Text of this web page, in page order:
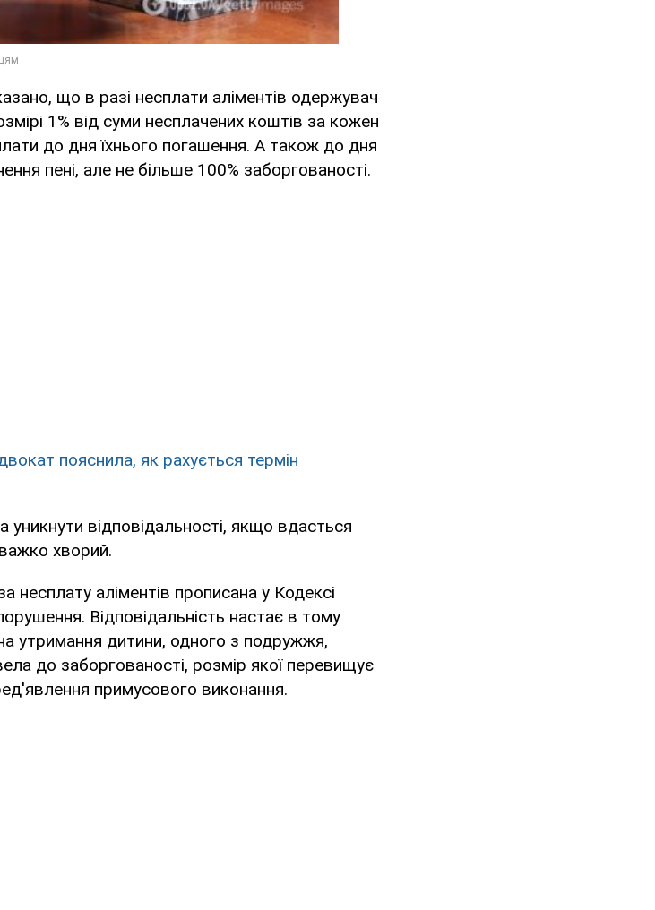
що в разі несплати аліментів одержувач
1% від суми несплачених коштів за кожен
до дня їхнього погашення. А також до дня
пені, але не більше 100% заборгованості.
пояснила, як рахується термін
відповідальності, якщо вдасться
хворий.
несплату аліментів прописана у Кодексі
Відповідальність настає в тому
утримання дитини, одного з подружжя,
до заборгованості, розмір якої перевищує
примусового виконання.